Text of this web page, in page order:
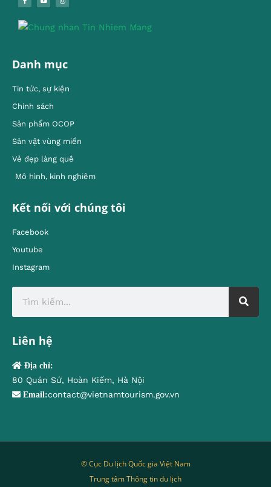
Danh mục
Tin tức, sự kiện
Chính sách
Sản phẩm OCOP
Sản vật vùng miền
Vẻ đẹp làng quê
Mô hình, kinh nghiêm
Kết nối với chúng tôi
Facebook
Youtube
Instagram
Liên hệ
Địa chỉ:
80 Quán Sứ, Hoàn Kiếm, Hà Nội
Email:contact@vietnamtourism.gov.vn
© Cục Du lịch Quốc gia Việt Nam
Trung tâm Thông tin du lịch